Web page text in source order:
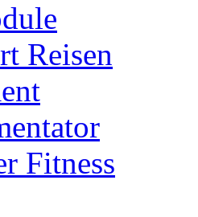
Reisen
Fitness